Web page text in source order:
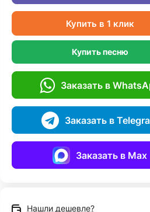
Купить в 1 клик
Купить песню
Заказать в
Заказать в
Заказать в Max
Нашли дешевле?